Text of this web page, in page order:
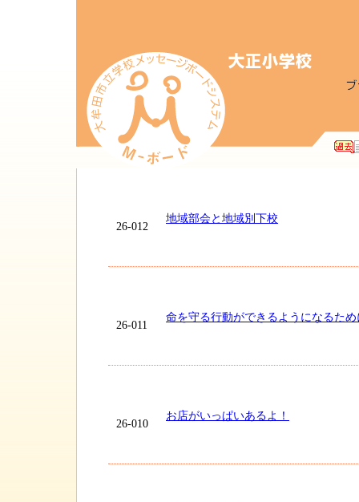
26-012
地域部会と地域別下校
26-011
命を守る行動ができるようになるため
26-010
お店がいっぱいあるよ！